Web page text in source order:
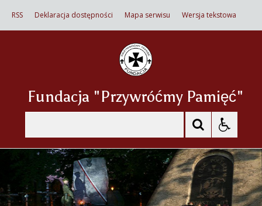
RSS Deklaracja dostępności Mapa serwisu Wersja tekstowa
Fundacja "Przywróćmy Pamięć"